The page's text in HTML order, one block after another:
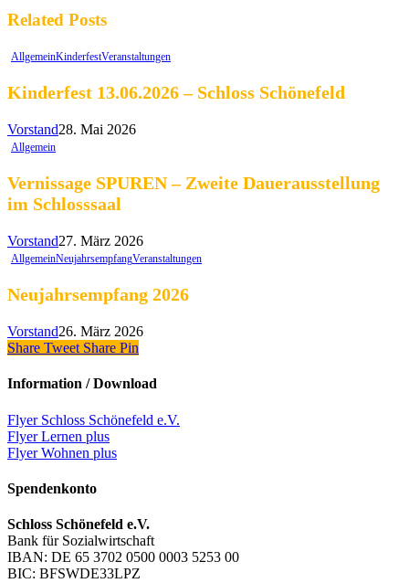
Related Posts
AllgemeinKinderfestVeranstaltungen
Kinderfest 13.06.2026 – Schloss Schönefeld
Vorstand28. Mai 2026
Allgemein
Vernissage SPUREN – Zweite Dauerausstellung
im Schlosssaal
Vorstand27. März 2026
AllgemeinNeujahrsempfangVeranstaltungen
Neujahrsempfang 2026
Vorstand26. März 2026
Share Tweet Share Pin
Information / Download
Flyer Schloss Schönefeld e.V.
Flyer Lernen plus
Flyer Wohnen plus
Spendenkonto
Schloss Schönefeld e.V.
Bank für Sozialwirtschaft
IBAN: DE 65 3702 0500 0003 5253 00
BIC: BFSWDE33LPZ